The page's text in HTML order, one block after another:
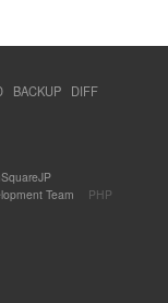
BACKUP
DIFF
Team PHP